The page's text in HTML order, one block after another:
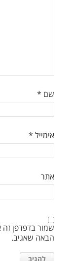
שם *
אימייל *
אתר
שמור בדפדפן
הבאה שאגיב.